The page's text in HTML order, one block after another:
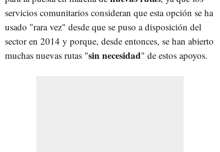
servicios comunitarios consideran que esta opción se ha
usado "rara vez" desde que se puso a disposición del
sector en 2014 y porque, desde entonces, se han abierto
muchas nuevas rutas "sin necesidad" de estos apoyos.